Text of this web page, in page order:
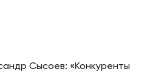
Сысоев: «Конкуренты